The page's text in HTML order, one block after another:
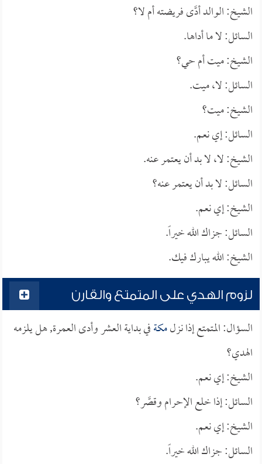
الشيخ: الوالد أدَّى فريضته أم لا؟
السائل: لا ما أداها.
الشيخ: ميت أم حي؟
السائل: لا، ميت.
الشيخ: ميت؟
السائل: إي نعم.
الشيخ: لا، لا بد أن يعتمر عنه.
السائل: لا بد أن يعتمر عنه؟
الشيخ: إي نعم.
السائل: جزاك الله خيراً.
الشيخ: الله يبارك فيك.
لزوم الهدي على المتمتع والقارن
السؤال: المتمتع إذا نزلمكةفي بداية العشر وأدى العمرة, هل يلزمه
الهدي؟
الشيخ: إي نعم.
السائل: إذا خلع الإحرام وقصَّر؟
الشيخ: إي نعم.
السائل: جزاك الله خيراً.